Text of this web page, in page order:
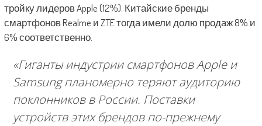
тройку лидеров Apple (12%). Китайские бренды
смартфонов Realme и ZTE тогда имели долю продаж 8% и
6% соответственно.
«Гиганты индустрии смартфонов Apple и
Samsung планомерно теряют аудиторию
поклонников в России. Поставки
устройств этих брендов по-прежнему